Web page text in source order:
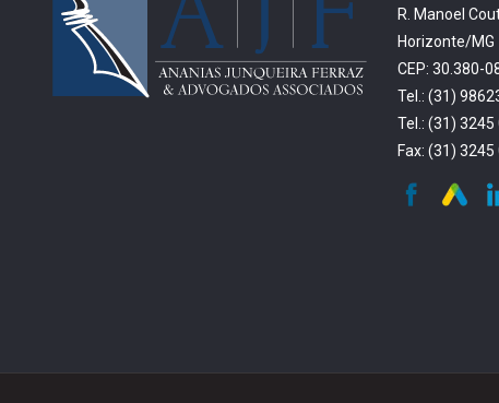
R. Manoel
Horizonte/MG
CEP: 30.380-
Tel.: (31)
Tel.: (31) 3245
Fax: (31) 3245